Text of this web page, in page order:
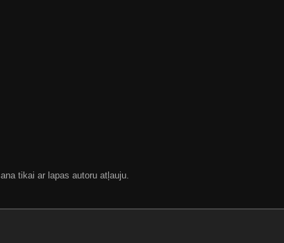
tikai ar lapas autoru atļauju.